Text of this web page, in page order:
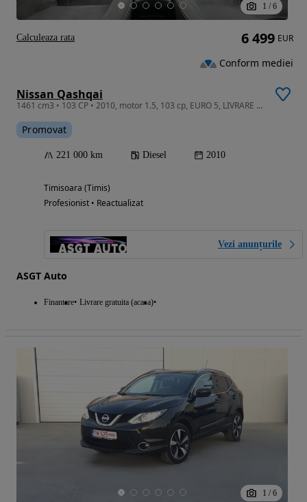
1 / 6
Nissan Qashqai
1461 cm3 • 103 CP • 2010, motor 1.5, 103 cp, EURO 5, LIVRARE GRATUITA, GARANTIE
Promovat
221 000 km Diesel 2010
Timisoara (Timis)
Profesionist • Reactualizat
Vezi anunțurile
ASGT Auto
Finantare Livrare gratuita (acasa)
6 499 EUR
Conform mediei
Calculeaza rata
1 / 6